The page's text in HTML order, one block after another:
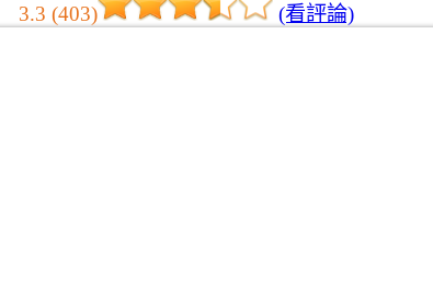
3.3 (403)
(看評論)